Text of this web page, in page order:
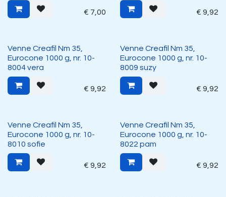
€ 7,00 € 9,92
Venne Creafil Nm 35,
Eurocone 1000 g, nr. 10-
8004 vera
€ 9,92
Venne Creafil Nm 35,
Eurocone 1000 g, nr. 10-
8009 suzy
€ 9,92
Venne Creafil Nm 35,
Eurocone 1000 g, nr. 10-
8010 sofie
€ 9,92
Venne Creafil Nm 35,
Eurocone 1000 g, nr. 10-
8022 pam
€ 9,92